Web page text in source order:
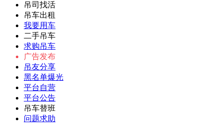
吊司找活
吊车出租
我要用车
二手吊车
求购吊车
广告发布
吊友分享
黑名单爆光
平台自营
平台公告
吊车替班
问题求助